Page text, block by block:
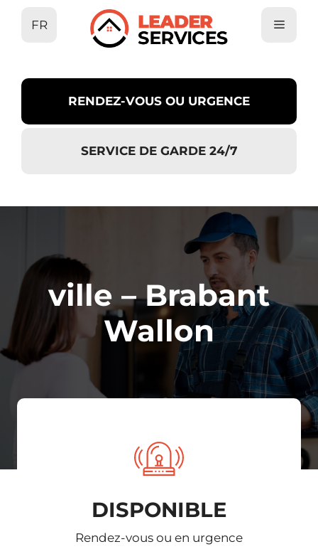
FR
RENDEZ-VOUS OU URGENCE
SERVICE DE GARDE 24/7
ville – Brabant
Wallon
DISPONIBLE
Rendez-vous ou en urgence